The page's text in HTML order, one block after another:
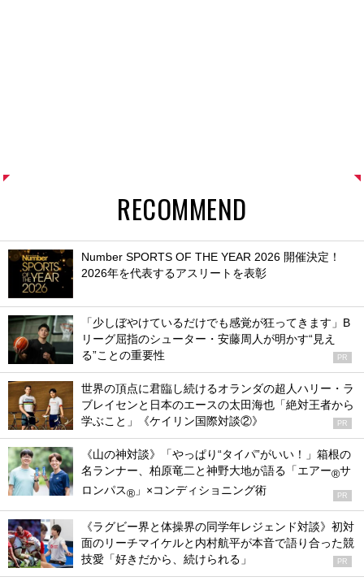
RECOMMEND
Number SPORTS OF THE YEAR 2026 開催決定！
2026年を代表するアスリートを表彰
「少しぼやけているだけでも感覚が狂ってきます」B
リーグ屈指のシューター・安藤周人が明かす“見え
る”ことの重要性
PR
世界の頂点に君臨し続けるオランダの超人ハリー・ラ
ブレイセンと日本のエースの太田海也「絶対王者から
学ぶこと」《ケイリン国際対談②》
PR
《山の神対談》「やっぱり“タイパ”がいい！」箱根の
名ランナー、柏原竜二と神野大地が語る「エアー®サ
ロンパス® 」×コンディショニング術 PR
《ラグビー界と体操界の同学年レジェンド対談》初対
面のリーチマイケルと内村航平が本音で語り合った競
技愛「好きだから、続けられる」
PR